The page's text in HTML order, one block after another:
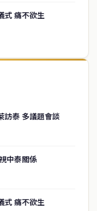
式 痛不欲生
訪泰 多議題會談
中泰關係
式 痛不欲生
文新聞媒體，致力於